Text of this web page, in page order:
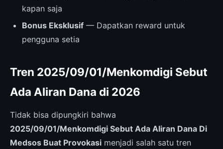
kapan saja
Bonus Eksklusif — Dapatkan reward untuk
pengguna setia
Tren 2025/09/01/Menkomdigi Sebut
Ada Aliran Dana di 2026
Tidak bisa dipungkiri bahwa
2025/09/01/Menkomdigi Sebut Ada Aliran Dana Di
Medsos Buat Provokasi menjadi salah satu tren